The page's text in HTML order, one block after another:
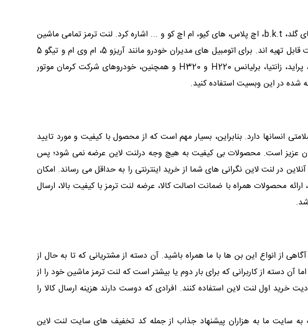
تمام محصولات عرضه شده در لنت لاین از برند های معتبرو با کیفیت هستند .از جمله آنها میتوان به برندهای گلد، b.k.t، اچ پلاس، های کیو، ام اچ کو و ... اشاره کرد. لنت ترمز تمامی ماشین
های ایران خودرو از قبیل دنا، رانا، پیکان، روآ، آردی، سمند، اچ 30 کراس، پژو و وانت آریسان از این سایت قابل تهیه اند. برای اتومبیل های مدیران خودرو مانند آریزو 5، ام وی ام و تیگو 5
نیز می توانید به همین فروشگاه مراجعه کنید. لنت ترمز مورد نیاز برای ماشین های سایپا مثل تیبا، آریو، پراید، زانتیا، برلیانس H220 و H320 و همچنین، خودروهای شرکت کرمان موتور
انسانها دارد. بنابراین، بسیار مهم است که از محصول با کیفیت و مورد تایید
عزیز است. محصولات بی کیفیت به هیچ وجه درلنت لاین عرضه نمی شود؛ پس
در لنت لاین نگرانی های شما از خرید اینترنتی را به حداقل می رساند. امکان
محصولات همراه با ضمانت اصالت کالا، عرضه لنت ترمز با کیفیت بالا، ارسال
از انواع این بن ها با ما همراه باشید. آن دسته از مشتریانی که تا به حال از
آن دسته از کاربرانی که برای بار دوم یا بیشتر است که لنت ترمز ماشین خود را از
اول لنت لاین استفاده کنند. افرادی که دوست دارند هزینه ارسال کالا را
سایت ما به هزاران پیشنهاد جذاب از جمله کد تخفیف های سایت لنت لاین